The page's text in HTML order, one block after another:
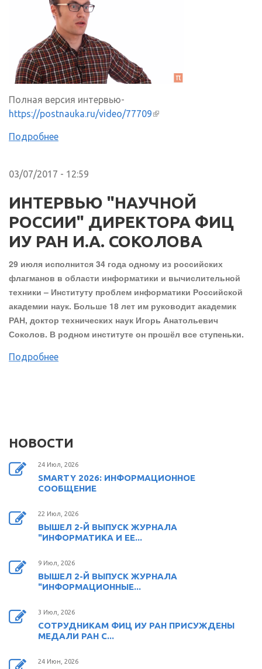
Полная версия интервью-
https://postnauka.ru/video/77709(внешняя ссылка)
Подробнее
03/07/2017 - 12:59
ИНТЕРВЬЮ "НАУЧНОЙ
РОССИИ" ДИРЕКТОРА ФИЦ
ИУ РАН И.А. СОКОЛОВА
29 июля исполнится 34 года одному из российских
флагманов в области информатики и вычислительной
техники – Институту проблем информатики Российской
академии наук. Больше 18 лет им руководит академик
РАН, доктор технических наук Игорь Анатольевич
Соколов. В родном институте он прошёл все ступеньки.
Подробнее
НОВОСТИ
24 Июл, 2026
SMARTY 2026: ИНФОРМАЦИОННОЕ
СООБЩЕНИЕ
22 Июл, 2026
ВЫШЕЛ 2-Й ВЫПУСК ЖУРНАЛА
"ИНФОРМАТИКА И ЕЕ...
9 Июл, 2026
ВЫШЕЛ 2-Й ВЫПУСК ЖУРНАЛА
"ИНФОРМАЦИОННЫЕ...
3 Июл, 2026
СОТРУДНИКАМ ФИЦ ИУ РАН ПРИСУЖДЕНЫ
МЕДАЛИ РАН С...
24 Июн, 2026